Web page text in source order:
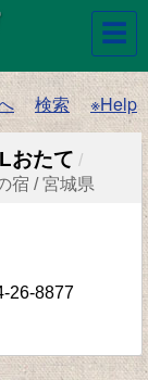
検索 ※Help
おたて /
宿 / 宮城県
26-8877
☰